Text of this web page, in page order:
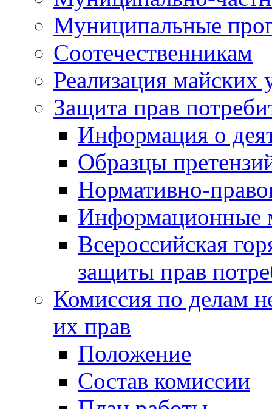
Муниципальные
Соотечественникам
Реализация майских
Защита прав
Информация о
Образцы
Нормативно-
Информационные
Всероссийская
защиты прав
Комиссия по делам
их прав
Положение
Состав комиссии